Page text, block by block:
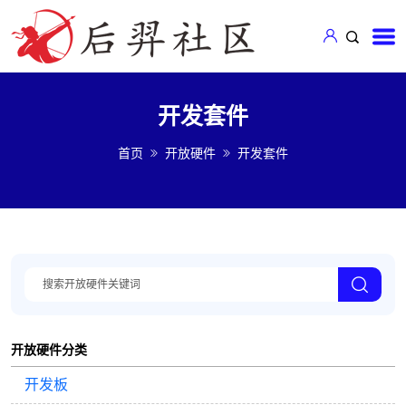
开发套件
首页 开放硬件 开发套件
开放硬件分类
开发板